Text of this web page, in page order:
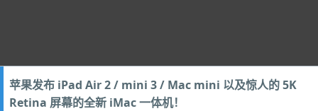
苹果发布 iPad Air 2 / mini 3 / Mac mini 以及惊人的 5K
Retina 屏幕的全新 iMac 一体机！